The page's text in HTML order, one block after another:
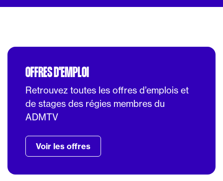
OFFRES D'EMPLOI
Retrouvez toutes les offres d’emplois et
de stages des régies membres du
ADMTV
Voir les offres